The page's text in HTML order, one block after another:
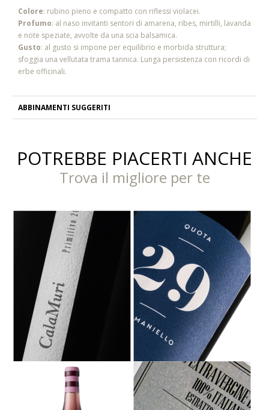
Colore: rubino pieno e compatto con riflessi violacei.
Profumo: al naso invitanti sentori di amarena, ribes, mirtilli, lavanda
e note speziate, avvolte da una scia balsamica.
Gusto: al gusto si impone per equilibrio e morbida struttura;
sfoggia una vellutata trama tannica. Lunga persistenza con ricordi di
erbe officinali.
ABBINAMENTI SUGGERITI
POTREBBE PIACERTI ANCHE
Trova il migliore per te
CALAMURI IGT SALENTO - PRIMITIVO
2021- 3 L
QUOTA 29 - SUSUMANIELLO IGT
SALENTO - SUSUMANIELLO 2024 -